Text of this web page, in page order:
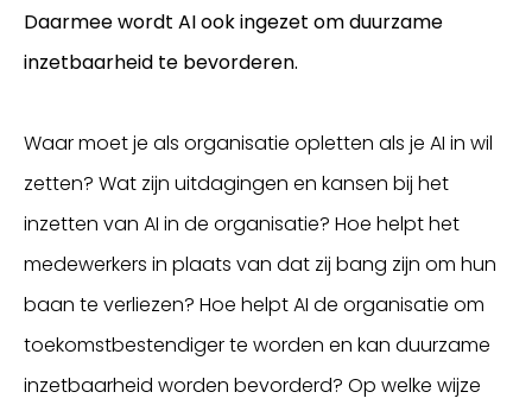
Daarmee wordt AI ook ingezet om duurzame
inzetbaarheid te bevorderen.
Waar moet je als organisatie opletten als je AI in wil
zetten? Wat zijn uitdagingen en kansen bij het
inzetten van AI in de organisatie? Hoe helpt het
medewerkers in plaats van dat zij bang zijn om hun
baan te verliezen? Hoe helpt AI de organisatie om
toekomstbestendiger te worden en kan duurzame
inzetbaarheid worden bevorderd? Op welke wijze